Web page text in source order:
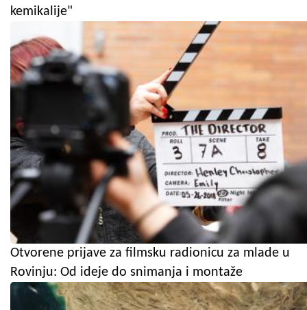
kemikalije"
Otvorene prijave za filmsku radionicu za mlade u
Rovinju: Od ideje do snimanja i montaže